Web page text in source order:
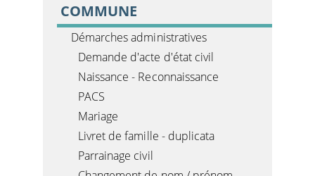
COMMUNE
Démarches administratives
Demande d'acte d'état civil
Naissance - Reconnaissance
PACS
Mariage
Livret de famille - duplicata
Parrainage civil